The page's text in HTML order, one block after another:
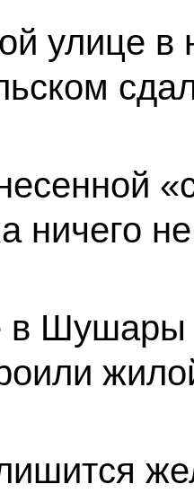
улице
ничего
в Шушары